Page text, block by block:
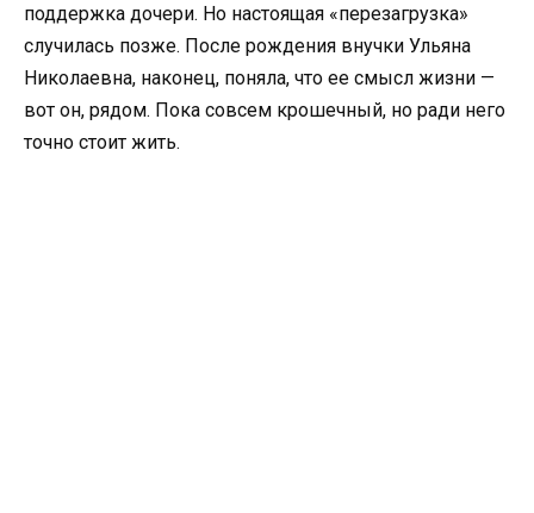
поддержка дочери. Но настоящая «перезагрузка»
случилась позже. После рождения внучки Ульяна
Николаевна, наконец, поняла, что ее смысл жизни —
вот он, рядом. Пока совсем крошечный, но ради него
точно стоит жить.